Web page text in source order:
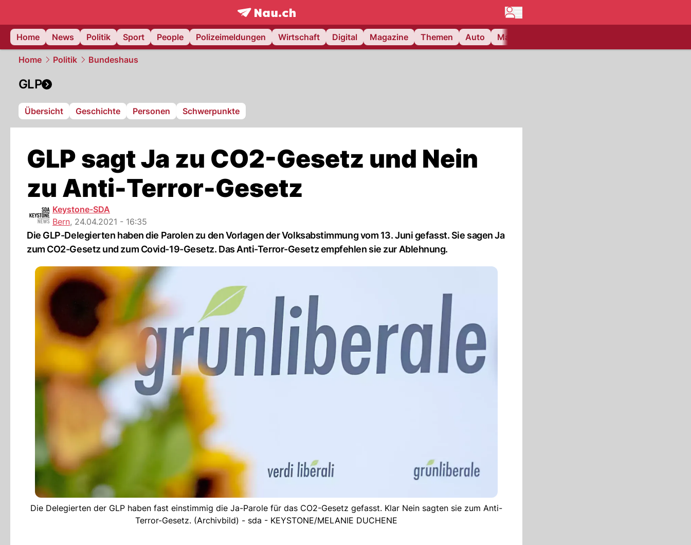
frontpage.NAU.ch
Home
News Politik Sport People Polizeimeldungen Wirtschaft Digital Magazine Themen Auto Matchcenter
Home Politik Bundeshaus
GLP
Übersicht Geschichte Personen Schwerpunkte
GLP sagt Ja zu CO2-Gesetz und Nein
zu Anti-Terror-Gesetz
Keystone-SDA
Bern, 24.04.2021 - 16:35
Die GLP-Delegierten haben die Parolen zu den Vorlagen der Volksabstimmung vom 13. Juni gefasst. Sie sagen Ja
zum CO2-Gesetz und zum Covid-19-Gesetz. Das Anti-Terror-Gesetz empfehlen sie zur Ablehnung.
Die Delegierten der GLP haben fast einstimmig die Ja-Parole für das CO2-Gesetz gefasst. Klar Nein sagten sie zum Anti-
Terror-Gesetz. (Archivbild) - sda - KEYSTONE/MELANIE DUCHENE